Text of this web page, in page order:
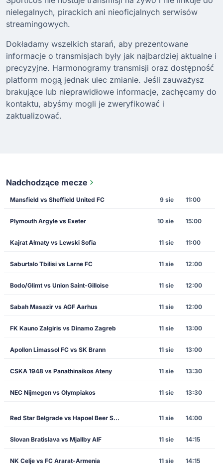
nielegalnych, pirackich ani nieoficjalnych serwisów
streamingowych.
Dokładamy wszelkich starań, aby prezentowane
informacje o transmisjach były jak najbardziej aktualne i
precyzyjne. Harmonogramy transmisji oraz dostępność
platform mogą jednak ulec zmianie. Jeśli zauważysz
brakujące lub nieprawidłowe informacje, zachęcamy do
kontaktu, abyśmy mogli je zweryfikować i
zaktualizować.
Nadchodzące mecze
Mansfield vs Sheffield United FC 9 sie 11:00
Plymouth Argyle vs Exeter 10 sie 15:00
Kajrat Ałmaty vs Lewski Sofia 11 sie 11:00
Saburtalo Tbilisi vs Larne FC 11 sie 12:00
Bodo/Glimt vs Union Saint-Gilloise 11 sie 12:00
Sabah Masazir vs AGF Aarhus 11 sie 12:00
FK Kauno Zalgiris vs Dinamo Zagreb 11 sie 13:00
Apollon Limassol FC vs SK Brann 11 sie 13:00
CSKA 1948 vs Panathinaikos Ateny 11 sie 13:30
NEC Nijmegen vs Olympiakos 11 sie 13:30
Red Star Belgrade vs Hapoel Beer Sheva 11 sie 14:00
Slovan Bratislava vs Mjallby AIF 11 sie 14:15
NK Celje vs FC Ararat-Armenia 11 sie 14:15